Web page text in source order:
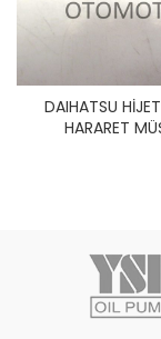
DAIHATSU
HARARET